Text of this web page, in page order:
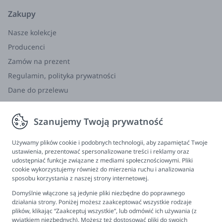
Zaakceptuj zgody marketingowe, aby
Ta pierwsza wyszukiwanka pozwala rodzicom
wspierać rozwój mowy malucha, a starszakowi
umila naukę czytania. Jak jeszcze wesprze Was ta
książka?
kartonowe strony – mogą towarzyszyć Wam w
mniejszych i większych wyprawach, żeby
poznawać zwierzęta w terenie. Weźcie ją do zoo,
oceanarium i do lasu i wspólnie odkrywajcie świat!
W książce znalazło się miejsce na różne gatunki
zwierząt, dorosłe i młode osobniki. Realistyczne i
Zakupy
Nasze kolekcje
Producenci
Zamów na prezent
Regulamin, polityka prywatności
Dane do przelewu
Zwroty, wymiana, reklamacja
Informacje
Program lojalnościowy
FAQ - najczęściej zadawane pytania
Newsletter
Ustawienia plików cookies
Szanujemy Twoją prywatność
Używamy plików cookie i podobnych technologii, aby zapamiętać Twoje
ustawienia, prezentować spersonalizowane treści i reklamy oraz
udostępniać funkcje związane z mediami społecznościowymi. Pliki
cookie wykorzystujemy również do mierzenia ruchu i analizowania
sposobu korzystania z naszej strony internetowej.
Domyślnie włączone są jedynie pliki niezbędne do poprawnego
działania strony. Poniżej możesz zaakceptować wszystkie rodzaje
plików, klikając “Zaakceptuj wszystkie”, lub odmówić ich używania (z
wyjątkiem niezbędnych). Możesz też dostosować pliki do swoich